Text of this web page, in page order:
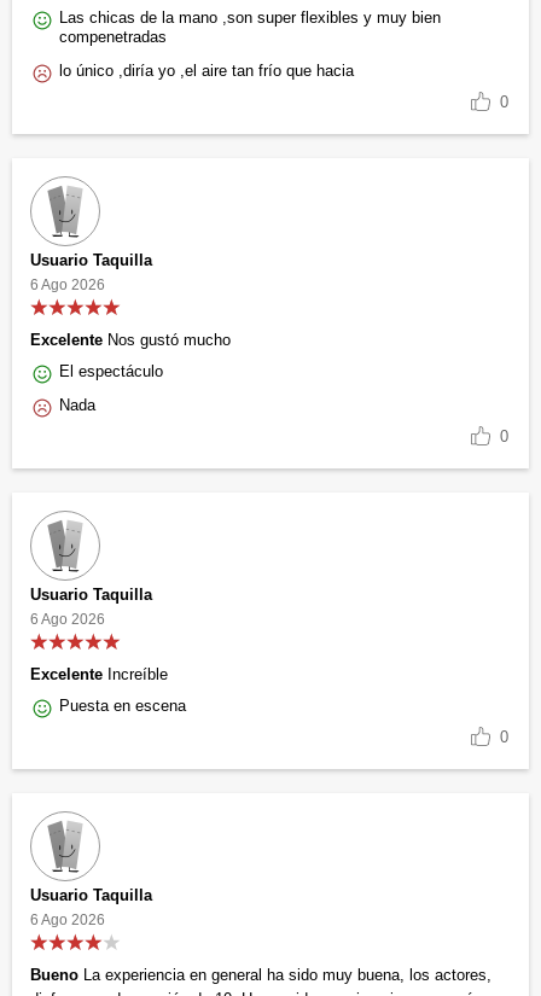
Las chicas de la mano ,son super flexibles y muy bien
compenetradas
lo único ,diría yo ,el aire tan frío que hacia
0
Usuario Taquilla
6 Ago 2026
Excelente Nos gustó mucho
El espectáculo
Nada
0
Usuario Taquilla
6 Ago 2026
Excelente Increíble
Puesta en escena
0
Usuario Taquilla
6 Ago 2026
Bueno La experiencia en general ha sido muy buena, los actores,